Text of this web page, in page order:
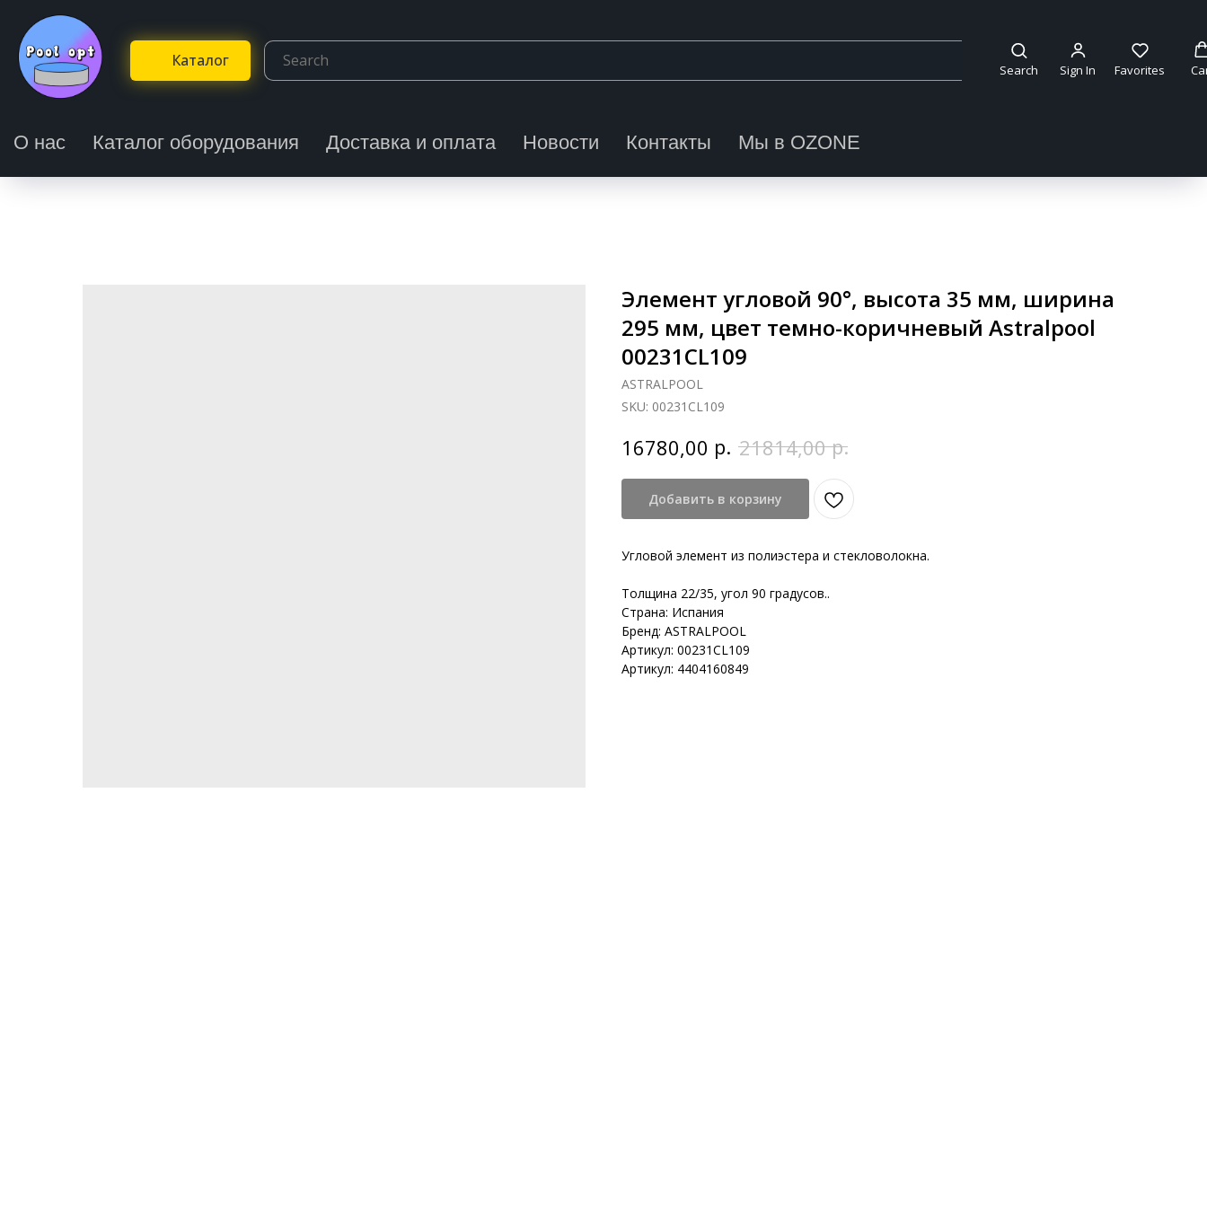
Каталог Search Sign In Favorites
О нас Каталог оборудования Доставка и оплата Новости Контакты Мы в OZONE
Элемент угловой 90°, высота 35 мм, ширина
295 мм, цвет темно-коричневый Astralpool
00231CL109
ASTRALPOOL
SKU: 00231CL109
16780,00 р. 21814,00 р.
Добавить в корзину
Угловой элемент из полиэстера и стекловолокна.
Толщина 22/35, угол 90 градусов..
Страна: Испания
Бренд: ASTRALPOOL
Артикул: 00231CL109
Артикул: 4404160849